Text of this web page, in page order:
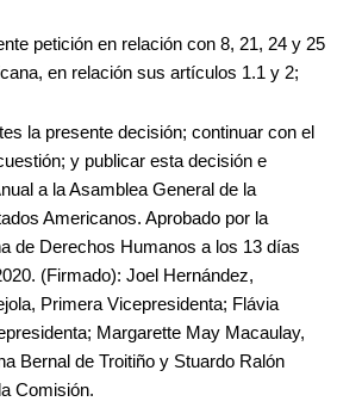
petición en relación con 8, 21, 24 y 25
en relación sus artículos 1.1 y 2;
la presente decisión; continuar con el
y publicar esta decisión e
a la Asamblea General de la
Americanos. Aprobado por la
de Derechos Humanos a los 13 días
(Firmado): Joel Hernández,
Primera Vicepresidenta; Flávia
Margarette May Macaulay,
Bernal de Troitiño y Stuardo Ralón
Comisión.